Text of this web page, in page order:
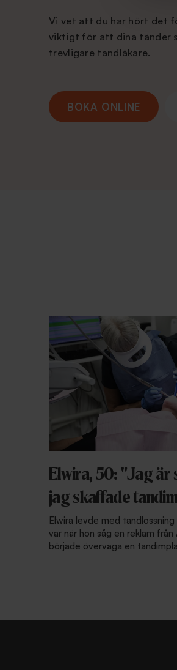
Vi vet att du har hört det
viktigt för att dina tänder
trevligare tandläkare.
BOKA ONLINE
Elwira, 50: "Jag är
jag skaffade
Elwira levde med
var när hon såg en reklam från
började överväga en